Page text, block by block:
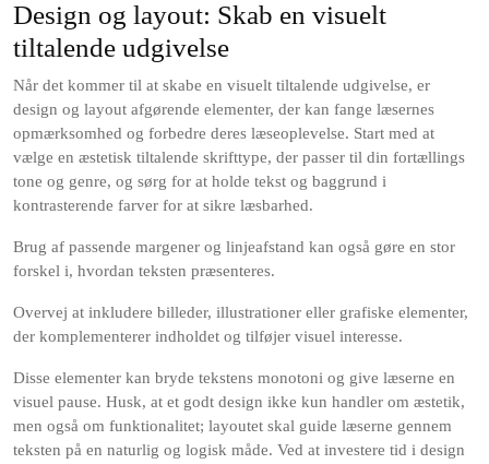
Design og layout: Skab en visuelt
tiltalende udgivelse
Når det kommer til at skabe en visuelt tiltalende udgivelse, er
design og layout afgørende elementer, der kan fange læsernes
opmærksomhed og forbedre deres læseoplevelse. Start med at
vælge en æstetisk tiltalende skrifttype, der passer til din fortællings
tone og genre, og sørg for at holde tekst og baggrund i
kontrasterende farver for at sikre læsbarhed.
Brug af passende margener og linjeafstand kan også gøre en stor
forskel i, hvordan teksten præsenteres.
Overvej at inkludere billeder, illustrationer eller grafiske elementer,
der komplementerer indholdet og tilføjer visuel interesse.
Disse elementer kan bryde tekstens monotoni og give læserne en
visuel pause. Husk, at et godt design ikke kun handler om æstetik,
men også om funktionalitet; layoutet skal guide læserne gennem
teksten på en naturlig og logisk måde. Ved at investere tid i design